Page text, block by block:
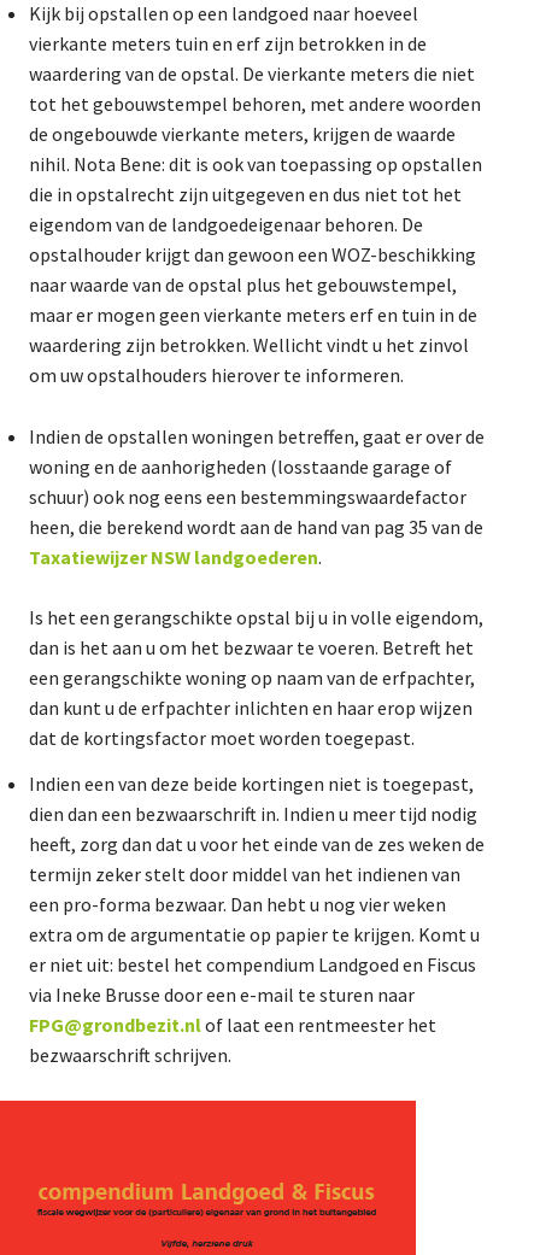
Kijk bij opstallen op een landgoed naar hoeveel
vierkante meters tuin en erf zijn betrokken in de
waardering van de opstal. De vierkante meters die niet
tot het gebouwstempel behoren, met andere woorden
de ongebouwde vierkante meters, krijgen de waarde
nihil. Nota Bene: dit is ook van toepassing op opstallen
die in opstalrecht zijn uitgegeven en dus niet tot het
eigendom van de landgoedeigenaar behoren. De
opstalhouder krijgt dan gewoon een WOZ-beschikking
naar waarde van de opstal plus het gebouwstempel,
maar er mogen geen vierkante meters erf en tuin in de
waardering zijn betrokken. Wellicht vindt u het zinvol
om uw opstalhouders hierover te informeren.
Indien de opstallen woningen betreffen, gaat er over de
woning en de aanhorigheden (losstaande garage of
schuur) ook nog eens een bestemmingswaardefactor
heen, die berekend wordt aan de hand van pag 35 van de
Taxatiewijzer NSW landgoederen.
Is het een gerangschikte opstal bij u in volle eigendom,
dan is het aan u om het bezwaar te voeren. Betreft het
een gerangschikte woning op naam van de erfpachter,
dan kunt u de erfpachter inlichten en haar erop wijzen
dat de kortingsfactor moet worden toegepast.
Indien een van deze beide kortingen niet is toegepast,
dien dan een bezwaarschrift in. Indien u meer tijd nodig
heeft, zorg dan dat u voor het einde van de zes weken de
termijn zeker stelt door middel van het indienen van
een pro-forma bezwaar. Dan hebt u nog vier weken
extra om de argumentatie op papier te krijgen. Komt u
er niet uit: bestel het compendium Landgoed en Fiscus
via Ineke Brusse door een e-mail te sturen naar
FPG@grondbezit.nlof laat een rentmeester het
bezwaarschrift schrijven.